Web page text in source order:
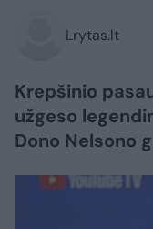
Lrytas.lt
Krepšinio
užgeso
Dono Nelsono